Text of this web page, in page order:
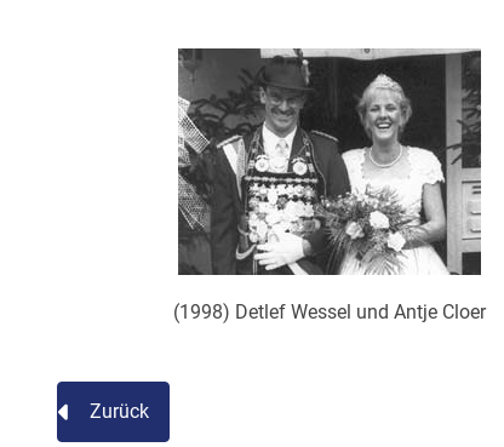
(1998) Detlef Wessel und Antje Cloer
Zurück